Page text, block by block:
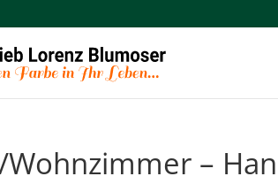
Wohnzimmer –